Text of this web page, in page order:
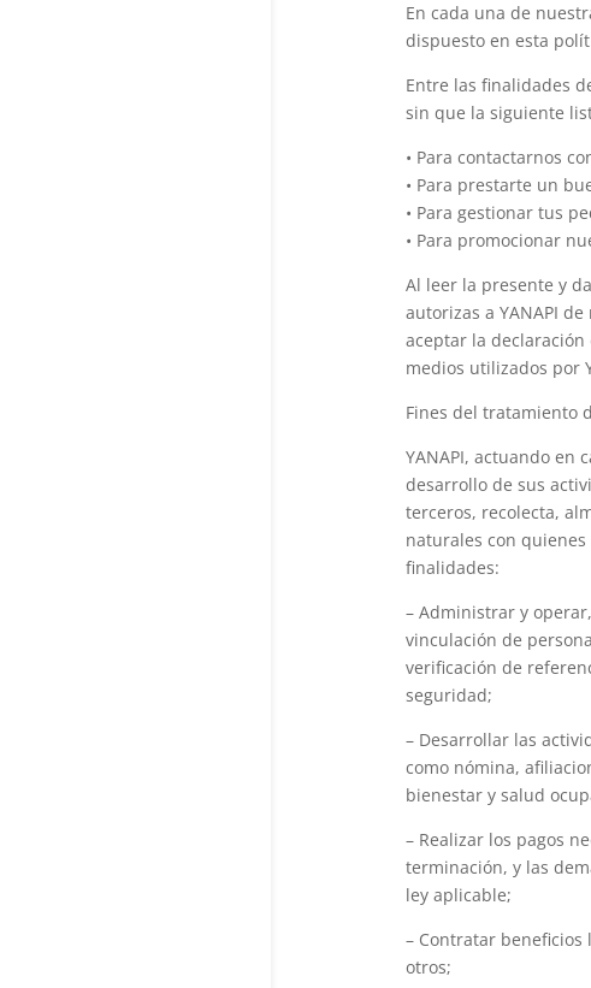
En cada una de
dispuesto en esta
Entre las finalidades
sin que la siguiente
• Para contactarnos
• Para prestarte un
• Para gestionar tus
• Para promocionar
Al leer la presente y
autorizas a YANAPI
aceptar la
medios utilizados por
Fines del tratamiento
YANAPI, actuando en
desarrollo de sus
terceros, recolecta,
naturales con
finalidades:
– Administrar y
vinculación de
verificación de
seguridad;
– Desarrollar las
como nómina,
bienestar y salud
– Realizar los pagos
terminación, y las
ley aplicable;
– Contratar beneficios
otros;